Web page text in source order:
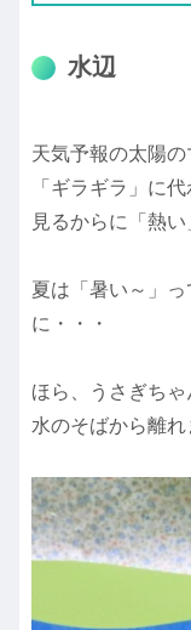
水辺
天気予報の太陽
「ギラギラ」に
見るからに「熱い
夏は「暑い～」
に・・・
ほら、うさぎち
水のそばから離れ